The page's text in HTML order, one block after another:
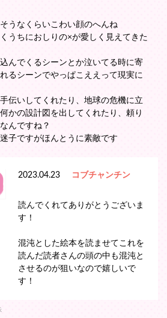
うなくらいこわい顔のへんね
うちにおしりの×が愛しく見えてきた
んでくるシーンとか泣いてる時に寄
るシーンでやっぱこええって現実に
伝いしてくれたり、地球の危機に立
かの設計図を出してくれたり、頼り
んですね？
子ですがほんとうに素敵です
2023.04.23 コブチャンチン
読んでくれてありがとうございま
す！
混沌とした絵本を読ませてこれを
読んだ読者さんの頭の中も混沌と
させるのが狙いなので嬉しいで
す！